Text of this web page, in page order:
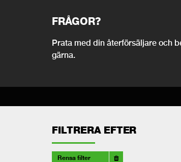
FRÅGOR?
Prata med din återförsäljare och
gärna.
FILTRERA EFTER
Rensa filter